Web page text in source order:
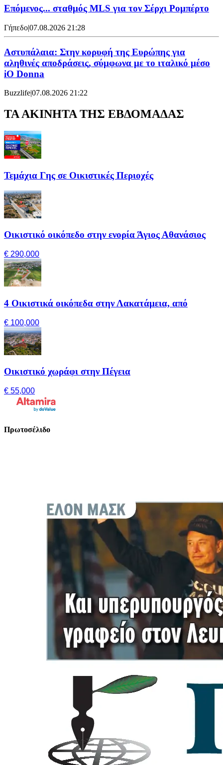
Επόμενος... σταθμός MLS για τον Σέρχι Ρομπέρτο
Γήπεδο|07.08.2026 21:28
Αστυπάλαια: Στην κορυφή της Ευρώπης για
αληθινές αποδράσεις, σύμφωνα με το ιταλικό μέσο
iO Donna
Buzzlife07.08.2026 21:22
ΤΑ ΑΚΙΝΗΤΑ ΤΗΣ ΕΒΔΟΜΑΔΑΣ
Τεμάχια Γης σε Οικιστικές Περιοχές
Οικιστικό οικόπεδο στην ενορία Άγιος Αθανάσιος
€ 290,000
4 Οικιστικά οικόπεδα στην Λακατάμεια, από
€ 100,000
Οικιστικό χωράφι στην Πέγεια
€ 55,000
Πρωτοσέλιδο